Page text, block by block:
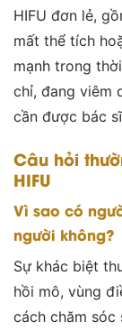
HIFU đơn lẻ,
mất thể tích
mạnh trong
chỉ, đang viêm
cần được bác
Câu hỏi
HIFU
Vì sao có
người không?
Sự khác biệt
hồi mô, vùng
cách chăm sóc